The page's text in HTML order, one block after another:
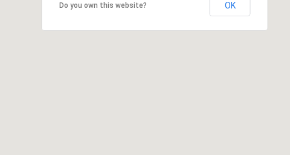
Do you own this website? OK